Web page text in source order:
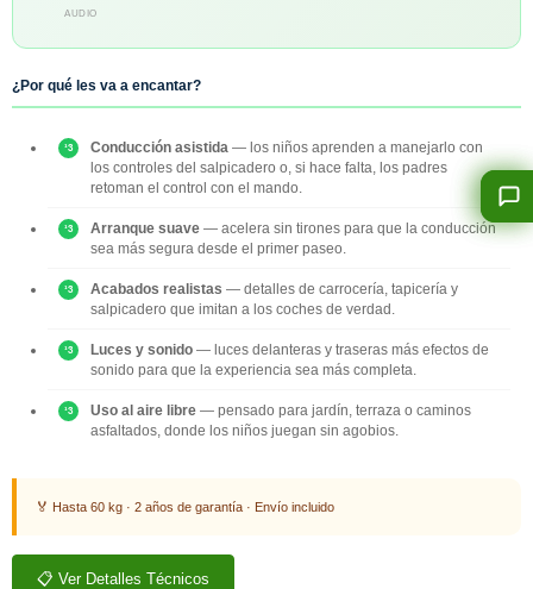
AUDIO
¿Por qué les va a encantar?
Conducción asistida — los niños aprenden a manejarlo con
los controles del salpicadero o, si hace falta, los padres
retoman el control con el mando.
Arranque suave — acelera sin tirones para que la conducción
sea más segura desde el primer paseo.
Acabados realistas — detalles de carrocería, tapicería y
salpicadero que imitan a los coches de verdad.
Luces y sonido — luces delanteras y traseras más efectos de
sonido para que la experiencia sea más completa.
Uso al aire libre — pensado para jardín, terraza o caminos
asfaltados, donde los niños juegan sin agobios.
🏅 Hasta 60 kg · 2 años de garantía · Envío incluido
📋 Ver Detalles Técnicos